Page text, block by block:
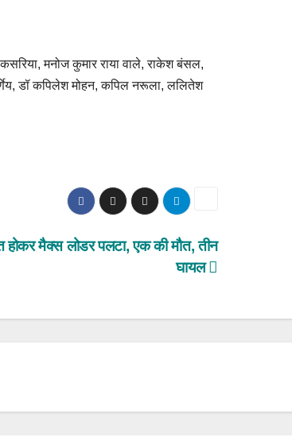
मनोज कुमार राया वाले, राकेश बंसल,
डॉ कपिलेश मोहन, कपिल नरूला, ललितेश
होकर मैक्स लोडर पलटा, एक की मौत, तीन
घायल